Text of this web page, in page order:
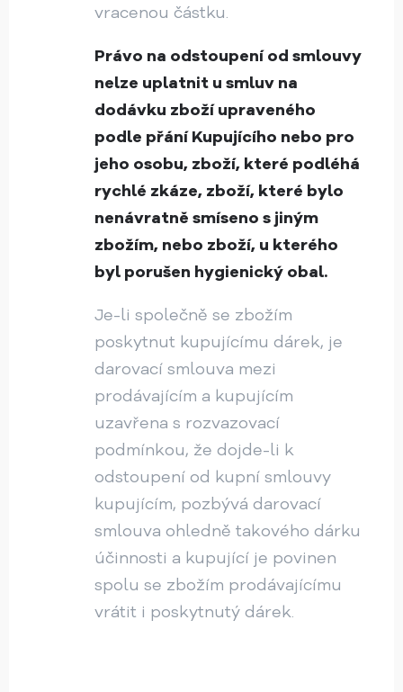
vracenou částku.
Právo na odstoupení od smlouvy
nelze uplatnit u smluv na
dodávku zboží upraveného
podle přání Kupujícího nebo pro
jeho osobu, zboží, které podléhá
rychlé zkáze, zboží, které bylo
nenávratně smíseno s jiným
zbožím, nebo zboží, u kterého
byl porušen hygienický obal.
Je-li společně se zbožím
poskytnut kupujícímu dárek, je
darovací smlouva mezi
prodávajícím a kupujícím
uzavřena s rozvazovací
podmínkou, že dojde-li k
odstoupení od kupní smlouvy
kupujícím, pozbývá darovací
smlouva ohledně takového dárku
účinnosti a kupující je povinen
spolu se zbožím prodávajícímu
vrátit i poskytnutý dárek.